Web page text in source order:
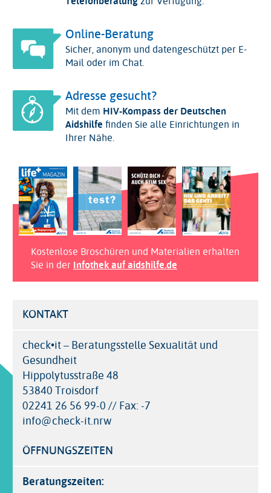
Online-Beratung
Sicher, anonym und datengeschützt per E-
Mail oder im Chat.
Adresse gesucht?
Mit dem HIV-Kompass der Deutschen
Aidshilfe finden Sie alle Einrichtungen in
Ihrer Nähe.
Kostenlose Broschüren und Materialien erhalten
Sie in der Infothek auf aidshilfe.de
KONTAKT
check•it – Beratungsstelle Sexualität und
Gesundheit
Hippolytusstraße 48
53840 Troisdorf
02241 26 56 99-0 // Fax: -7
info@check-it.nrw
ÖFFNUNGSZEITEN
Beratungszeiten: